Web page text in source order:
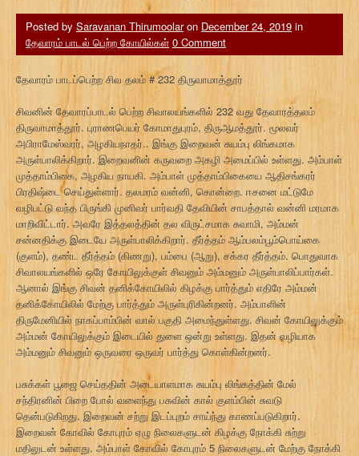
Posted by Saravanan Thirumoolaron December 24, 2019 in
தேவாரம் பாடல் பெற்ற கோயில்கள் 0 Comment
தேவாரம் பாடப்பெற்ற சிவ தலம் # 232 திருவாமாத்தூர்
சிவனின் தேவாரப்பாடல் பெற்ற சிவாலயங்களில் 232 வது தேவாரத்தலம்
திருவாமாத்தூர். புராணபெயர் கோமாதுபுரம், திருஆமத்தூர். மூலவர்
அபிராமேஸ்வரர், அழகியநாதர்.. இங்கு இறைவன் சுயம்பு லிங்கமாக
அருள்பாலிக்கிறார். இறைவனின் கருவறை அகழி அமைப்பில் உள்ளது. அம்பாள்
முத்தாம்பிகை, அழகிய நாயகி. அம்பாள் முத்தாம்பிகையை ஆதிசங்கரர்
பிரதிஷ்டை செய்துள்ளார். தலமரம் வன்னி, கொன்றை. ஈசனை மட்டுமே
வழிபட்டு வந்த பிருங்கி முனிவர் பார்வதி தேவியின் சாபத்தால் வன்னி மரமாக
மாறிவிட்டார். அவரே இத்தலத்தின் தல விருட்சமாக சுவாமி, அம்மன்
சன்னதிக்கு இடையே அருள்பாலிக்கிறார். தீர்த்தம் ஆம்பலம்பூம்பொய்கை
(குளம்), தண்ட தீர்த்தம் (கிணறு), பம்பை (ஆறு), சக்கர தீர்த்தம். பொதுவாக
சிவாலயங்களில் ஒரே கோயிலுக்குள் சிவனும் அம்மனும் அருள்பாலிப்பார்கள்.
ஆனால் இங்கு சிவன் தனிக்கோயிலில் கிழக்கு பார்த்தும் எதிரே அம்மன்
தனிக்கோயிலில் மேற்கு பார்த்தும் அருள்புரிகின்றனர். அம்பாளின்
திருமேனியில் நாகப்பாம்பின் வால் பகுதி அமைந்துள்ளது. சிவன் கோயிலுக்கும்
அம்மன் கோயிலுக்கும் இடையில் துளை ஒன்று உள்ளது. இதன் வழியாக
அம்மனும் சிவனும் ஒருவரை ஒருவர் பார்த்து கொள்கின்றனர்.
பசுக்கள் பூஜை செய்ததின் அடையாளமாக சுயம்பு லிங்கத்தின் மேல்
சந்திரனின் பிறை போல் வளைந்து பசுவின் கால் குளம்பின் சுவடு
தென்படுகிறது. இறைவன் சற்று இடப்புறம் சாய்ந்து காணப்படுகிறார்.
இறைவன் கோவில் கோபுரம் ஏழு நிலைகளுடன் கிழக்கு நோக்கி சுற்று
மதிலுடன் உள்ளது. அம்பாள் கோவில் கோபுரம் 5 நிலைகளுடன் மேற்கு நோக்கி